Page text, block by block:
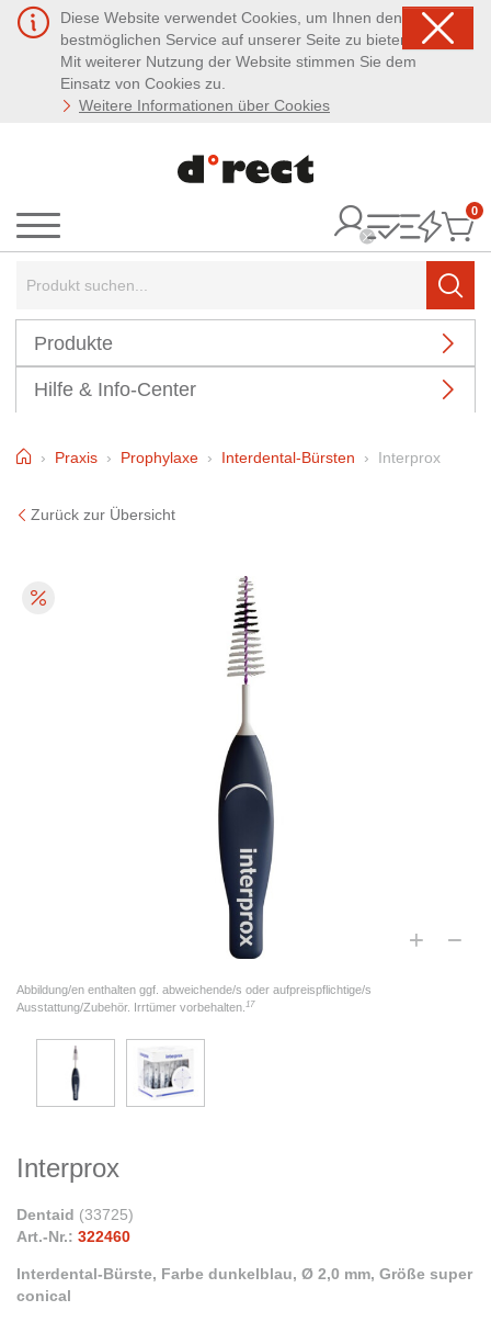
Diese Website verwendet Cookies, um Ihnen den
bestmöglichen Service auf unserer Seite zu bieten.
Mit weiterer Nutzung der Website stimmen Sie dem
Einsatz von Cookies zu.
Weitere Informationen über Cookies
Menü
0
Produkte
Hilfe & Info-Center
HomePraxis Prophylaxe Interdental-Bürsten Interprox
Zurück zur Übersicht
Abbildung/en enthalten ggf. abweichende/s oder aufpreispflichtige/s
Ausstattung/Zubehör. Irrtümer vorbehalten. 17
Interprox
Dentaid (33725)
Art.-Nr.: 322460
Interdental-Bürste, Farbe dunkelblau, Ø 2,0 mm, Größe super
conical